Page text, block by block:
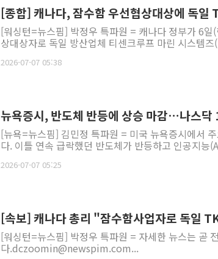
[종합] 캐나다, 잠수함 우선협상대상에 독
[워싱턴=뉴스핌] 박정우 특파원 = 캐나다 정부가 6
상대상자로 독일 방산업체 티센크루프 마린 시스템
2026-07-07 05:38
뉴욕증시, 반도체 반등에 상승 마감…나스
[뉴욕=뉴스핌] 김민정 특파원 = 미국 뉴욕증시에서
다. 이틀 연속 급락했던 반도체가 반등하고 인공지능
2026-07-07 05:25
[속보] 캐나다 총리 "잠수함사업자로 독일
[워싱턴=뉴스핌] 박정우 특파원 = 자세한 뉴스는 곧
다.dczoomin@newspim.com...